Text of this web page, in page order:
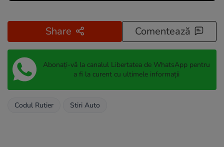
Share Comentează
Abonați-vă la canalul Libertatea de WhatsApp pentru
a fi la curent cu ultimele informații
Codul Rutier Stiri Auto